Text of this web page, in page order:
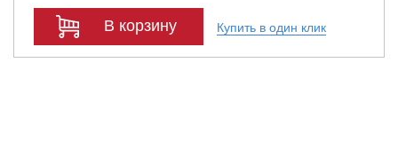
В корзину Купить в один клик